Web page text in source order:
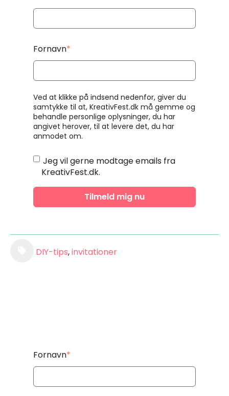
Fornavn*
Ved at klikke på indsend nedenfor, giver du
samtykke til at, KreativFest.dk må gemme og
behandle personlige oplysninger, du har
angivet herover, til at levere det, du har
anmodet om.
Jeg vil gerne modtage emails fra
KreativFest.dk.
DIY-tips,invitationer
Fornavn*